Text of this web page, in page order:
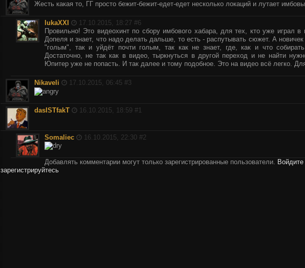
Жесть какая то, ГГ просто бежит-бежит-едет-едет несколько локаций и лутает
lukaXXI 17.10.2015, 18:27 #6
Провильно! Это видеохинт по сбору имбового хабара, для тех, кто уже играл
Допеля и знает, что надо делать дальше, то есть - распутывать сюжет. А
"голым", так и уйдёт почти голым, так как не знает, где, как и что
Достаточно, не так как в видео, тыркнуться в другой переход и не найти
Юпитер уже не попасть. И так далее и тому подобное. Это на видео всё легко.
Nikaveli 17.10.2015, 06:45 #3
dasISTfakT 16.10.2015, 18:59 #1
Somaliec 16.10.2015, 22:30 #2
Добавлять комментарии могут только зарегистрированные пользователи. Войдите
зарегистрируйтесь